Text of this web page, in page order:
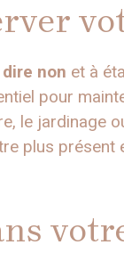
dire non et à
pour
le jardinage
plus présent